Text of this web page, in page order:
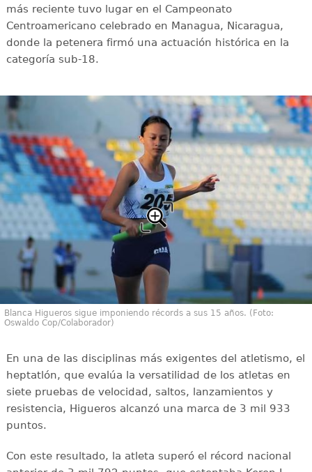
más reciente tuvo lugar en el Campeonato
Centroamericano celebrado en Managua, Nicaragua,
donde la petenera firmó una actuación histórica en la
categoría sub-18.
Blanca Higueros sigue imponiendo récords a sus 15 años. (Foto:
Oswaldo Cop/Colaborador)
En una de las disciplinas más exigentes del atletismo, el
heptatlón, que evalúa la versatilidad de los atletas en
siete pruebas de velocidad, saltos, lanzamientos y
resistencia, Higueros alcanzó una marca de 3 mil 933
puntos.
Con este resultado, la atleta superó el récord nacional